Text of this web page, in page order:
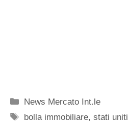
Categorie
News Mercato Int.le
Tag
bolla immobiliare,stati uniti